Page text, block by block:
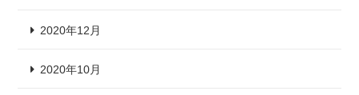
2020年12月
2020年10月